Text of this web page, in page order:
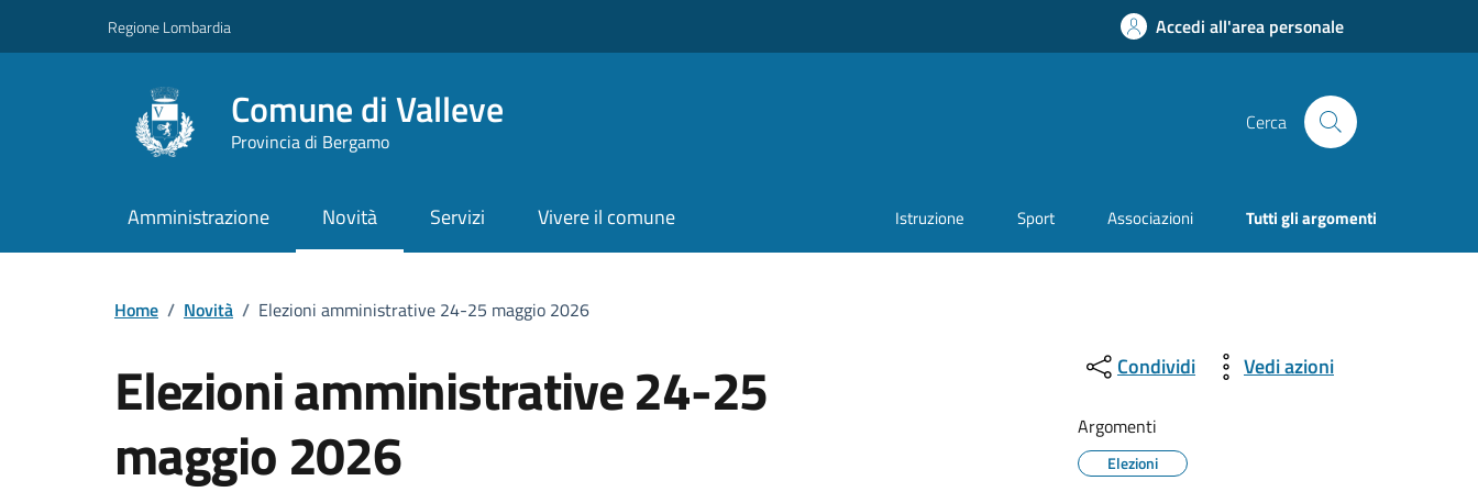
Regione Lombardia Accedi all'area personale
Comune di Valleve
Provincia di Bergamo
Cerca
Amministrazione Novità Servizi Vivere il comune Istruzione Sport Associazioni Tutti gli argomenti
Home / Novità / Elezioni amministrative 24-25 maggio 2026
Elezioni amministrative 24-25
maggio 2026
Condividi Vedi azioni
Argomenti
Elezioni